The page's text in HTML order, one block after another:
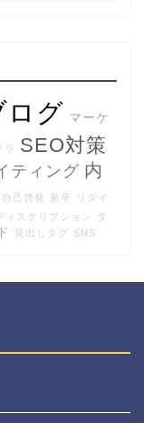
ログ マーケ
ラ SEO対策
ティング 内
自己啓発 新卒
リダイ
ィスクリプション
タ
見出しタグ SNS